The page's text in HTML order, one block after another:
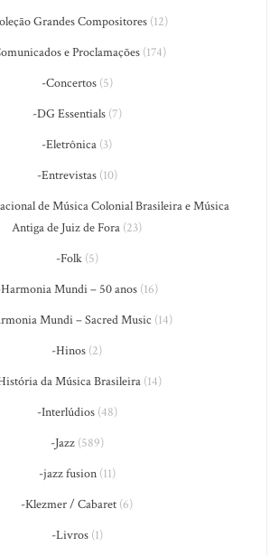
Grandes Compositores(12)
e Proclamações(174)
-Concertos(5)
-DG Essentials(7)
-Eletrônica (3)
-Entrevistas(10)
de Música Colonial Brasileira e Música
Antiga de Juiz de Fora (23)
-Folk(5)
Mundi – 50 anos(16)
Mundi – Sacred Music (14)
-Hinos (2)
da Música Brasileira(14)
-Interlúdios(48)
-Jazz(589)
-jazz fusion(11)
-Klezmer / Cabaret (6)
-Livros(1)